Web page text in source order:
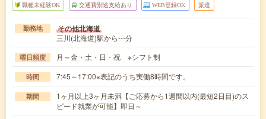
職種未経験OK 交通費別途支給あり WEB登録OK 派遣
勤務地 その他北海道
三川(北海道)駅から---分
曜日頻度 月～金・土・日・祝 ※シフト制
時間 7:45～17:00※表記のうち実働8時間です。
期間
1ヶ月以上3ヶ月未満【ご応募から1週間以内(最短2日目)のス
ピード就業が可能】即日～